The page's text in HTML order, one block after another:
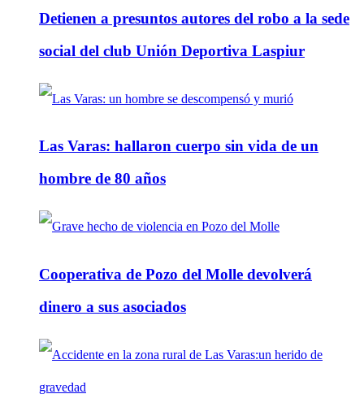
Detienen a presuntos autores del robo a la sede
social del club Unión Deportiva Laspiur
Las Varas: hallaron cuerpo sin vida de un
hombre de 80 años
Cooperativa de Pozo del Molle devolverá
dinero a sus asociados